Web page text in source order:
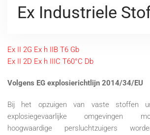
Ex Industriele
Ex II 2G Ex h IIB T6 Gb
Ex II 2D Ex h IIIC T60°C Db
Volgens EG explosierichtlijn 2014/34/EU
Bij het opzuigen van vaste stoffen
explosiegevaarlijke omgevingen
hoogwaardige persluchtzuigers